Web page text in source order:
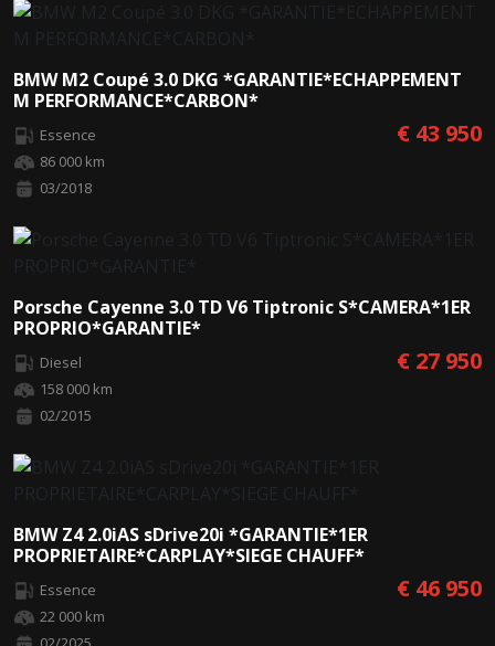
BMW M2 Coupé 3.0 DKG *GARANTIE*ECHAPPEMENT
M PERFORMANCE*CARBON*
Essence
86 000 km
03/2018
€ 43 950
Porsche Cayenne 3.0 TD V6 Tiptronic S*CAMERA*1ER
PROPRIO*GARANTIE*
Diesel
158 000 km
02/2015
€ 27 950
BMW Z4 2.0iAS sDrive20i *GARANTIE*1ER
PROPRIETAIRE*CARPLAY*SIEGE CHAUFF*
Essence
22 000 km
€ 46 950